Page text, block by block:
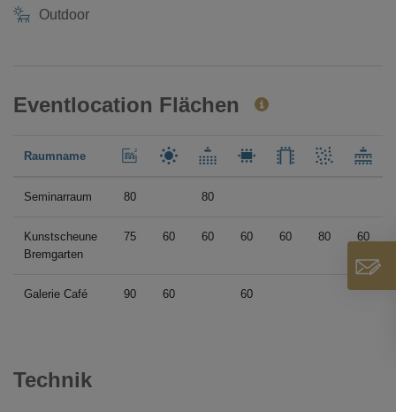
Outdoor
Eventlocation Flächen
Raumname
Seminarraum 80 80
Kunstscheune
Bremgarten
75 60 60 60 60 80 60
Galerie Café 90 60 60
Technik